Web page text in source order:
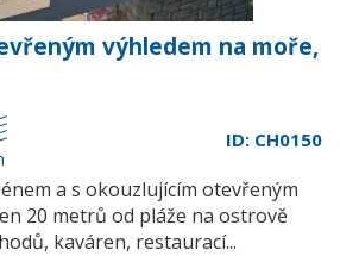
výhledem na moře,
ID: CH0150
a s okouzlujícím otevřeným
20 metrů od pláže na ostrově
kaváren, restaurací...